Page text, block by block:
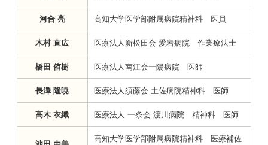
河合 亮 高知大学医学部附属病院精神科 医員
木村 直広 医療法人新松田会 愛宕病院 作業療法士
橋田 侑樹 医療法人南江会一陽病院 医師
長澤 隆暁 医療法人須藤会 土佐病院精神科 医師
高木 衣織 医療法人 一条会 渡川病院 精神科 医師
高知大学医学部附属病院精神科 医療補佐